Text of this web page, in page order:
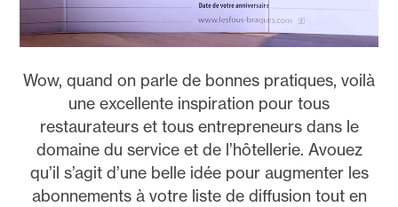
Wow, quand on parle de bonnes pratiques, voilà
une excellente inspiration pour tous
restaurateurs et tous entrepreneurs dans le
domaine du service et de l’hôtellerie. Avouez
qu’il s’agit d’une belle idée pour augmenter les
abonnements à votre liste de diffusion tout en